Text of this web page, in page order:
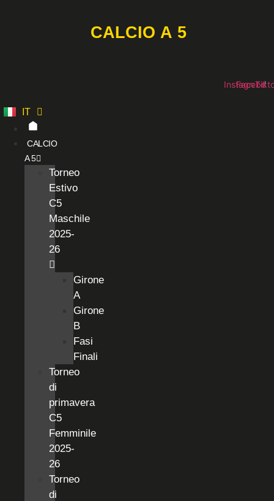
CALCIO A 5
Instagram
IT
ES
CALCIO
A 5
Torneo
Estivo
C5
Maschile
2025-
26
Girone
A
Girone
B
Fasi
Finali
Torneo
di
primavera
C5
Femminile
2025-
26
Torneo
di